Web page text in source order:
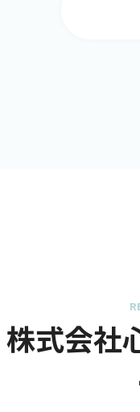
株式会社